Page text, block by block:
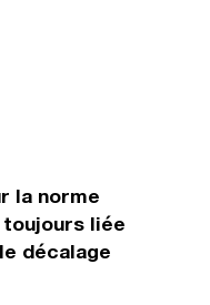
la norme
toujours liée
décalage